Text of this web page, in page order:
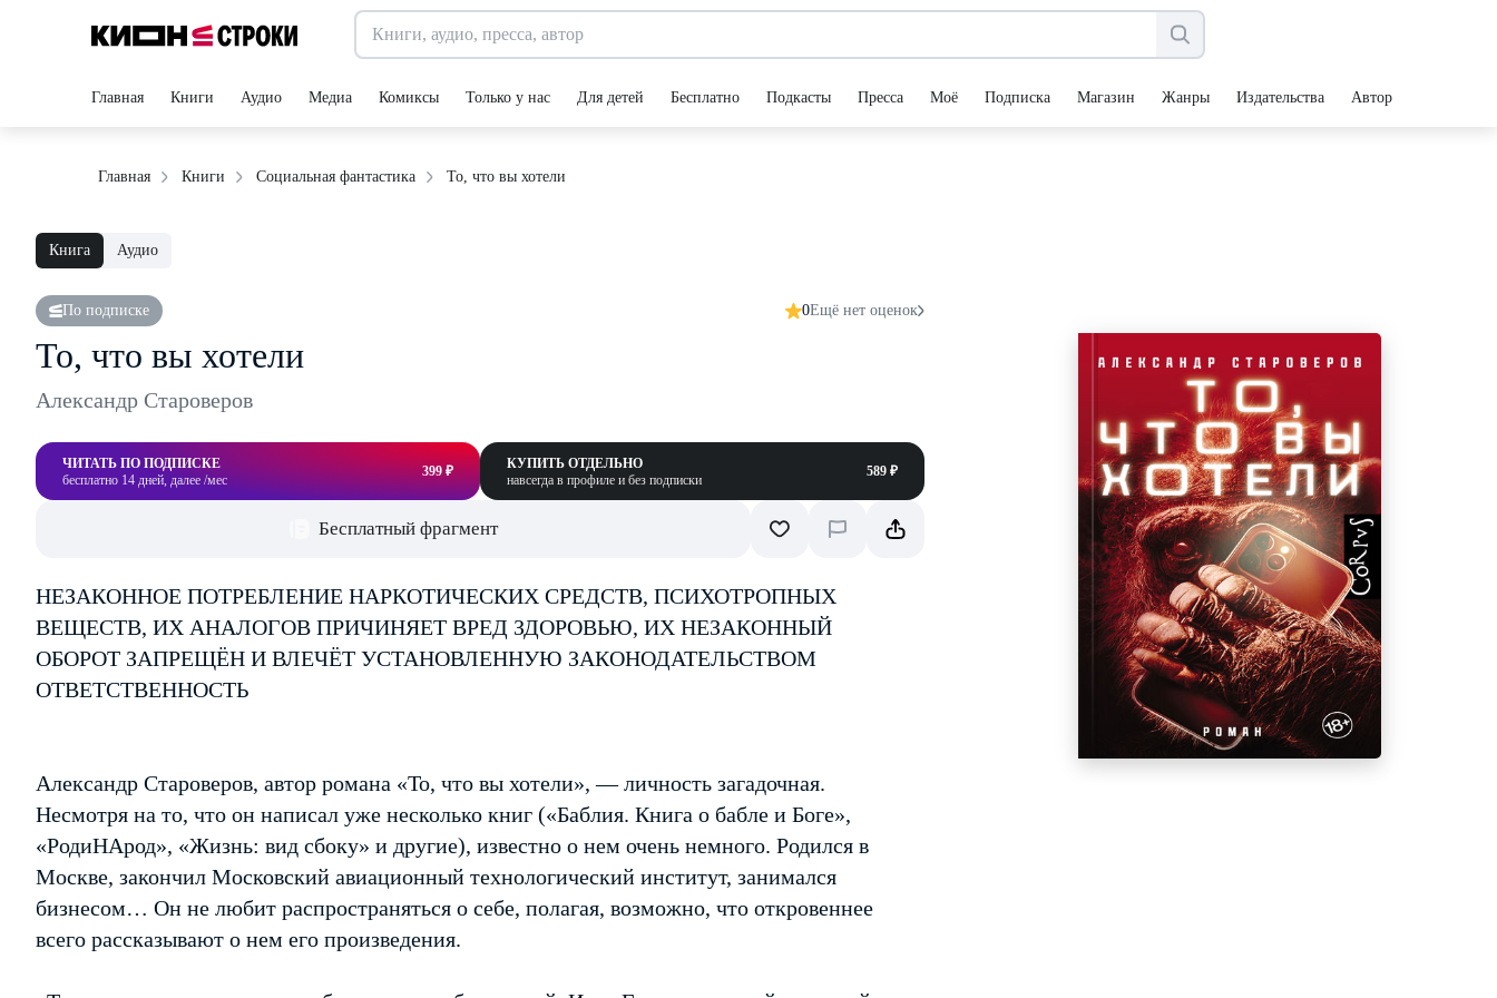
Главная Книги Аудио Медиа Комиксы Только у нас Для детей Бесплатно Подкасты Пресса Моё Подписка Магазин Жанры Издательства Авторы
Главная Книги Социальная фантастика То, что вы хотели
Книга Аудио
По подписке 0Ещё нет оценок
То, что вы хотели
Александр Староверов
ЧИТАТЬ ПО ПОДПИСКЕ
бесплатно 14 дней, далее /мес
399 ₽
КУПИТЬ ОТДЕЛЬНО
навсегда в профиле и без подписки
589 ₽
Бесплатный фрагмент
НЕЗАКОННОЕ ПОТРЕБЛЕНИЕ НАРКОТИЧЕСКИХ СРЕДСТВ, ПСИХОТРОПНЫХ
ВЕЩЕСТВ, ИХ АНАЛОГОВ ПРИЧИНЯЕТ ВРЕД ЗДОРОВЬЮ, ИХ НЕЗАКОННЫЙ
ОБОРОТ ЗАПРЕЩЁН И ВЛЕЧЁТ УСТАНОВЛЕННУЮ ЗАКОНОДАТЕЛЬСТВОМ
ОТВЕТСТВЕННОСТЬ
Александр Староверов, автор романа «То, что вы хотели», — личность загадочная.
Несмотря на то, что он написал уже несколько книг («Баблия. Книга о бабле и Боге»,
«РодиНАрод», «Жизнь: вид сбоку» и другие), известно о нем очень немного. Родился в
Москве, закончил Московский авиационный технологический институт, занимался
бизнесом… Он не любит распространяться о себе, полагая, возможно, что откровеннее
всего рассказывают о нем его произведения.